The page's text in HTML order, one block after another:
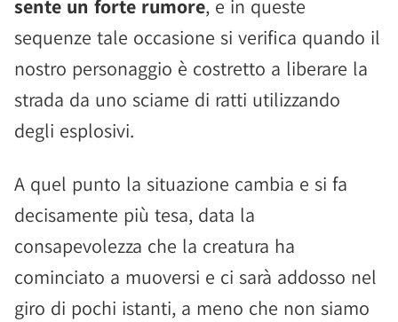
sente un forte rumore, e in queste
sequenze tale occasione si verifica quando il
nostro personaggio è costretto a liberare la
strada da uno sciame di ratti utilizzando
degli esplosivi.
A quel punto la situazione cambia e si fa
decisamente più tesa, data la
consapevolezza che la creatura ha
cominciato a muoversi e ci sarà addosso nel
giro di pochi istanti, a meno che non siamo